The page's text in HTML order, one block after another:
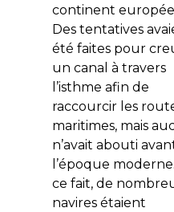
continent
Des tentatives
été faites pour
un canal à travers
l’isthme afin de
raccourcir les
maritimes, mais
n’avait abouti
l’époque
ce fait, de
navires étaient